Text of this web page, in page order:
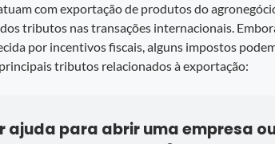
com exportação de produtos do
tributos nas transações internacionais.
por incentivos fiscais, alguns impostos
tributos relacionados à exportação:
ajuda para abrir uma empresa